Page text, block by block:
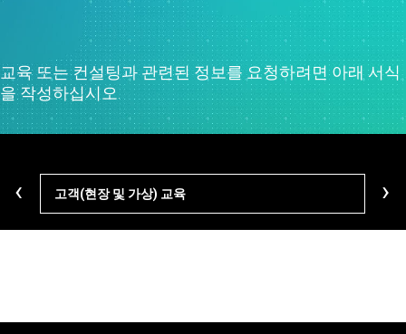
교육 또는 컨설팅과 관련된 정보를 요청하려면 아래 서식
을 작성하십시오.
고객(현장 및 가상) 교육 학
‹ ›